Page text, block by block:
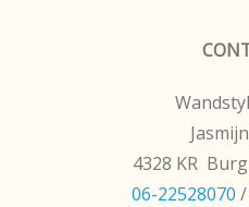
4328 KR
06-22528070 /